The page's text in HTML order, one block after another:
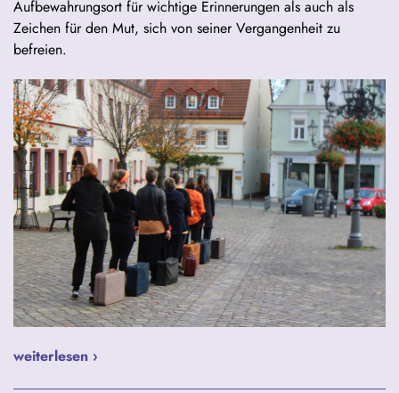
Aufbewahrungsort für wichtige Erinnerungen als auch als
Zeichen für den Mut, sich von seiner Vergangenheit zu
befreien.
weiterlesen ›